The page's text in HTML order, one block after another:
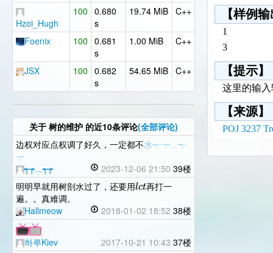
Hzoi_Hugh
100 0.680
s
19.74 MiB C++
Foenix 100 0.681
s
1.00 MiB C++
JSX 100 0.682
s
54.65 MiB C++
关于 树的维护 的近10条评论(全部评论)
边权对应点权调了好久，一定都不水┭┮﹏┭
┮
┭┮﹏┭┮
2023-12-06 21:50 39楼
明明早就用树剖水过了，还要用lct再打一
遍。。真难调。
Hallmeow
2018-01-02 18:52 38楼
하루Kiev 2017-10-21 10:43 37楼
【样例
1
3
【提示】
这里的输
【来源】
POJ 3237